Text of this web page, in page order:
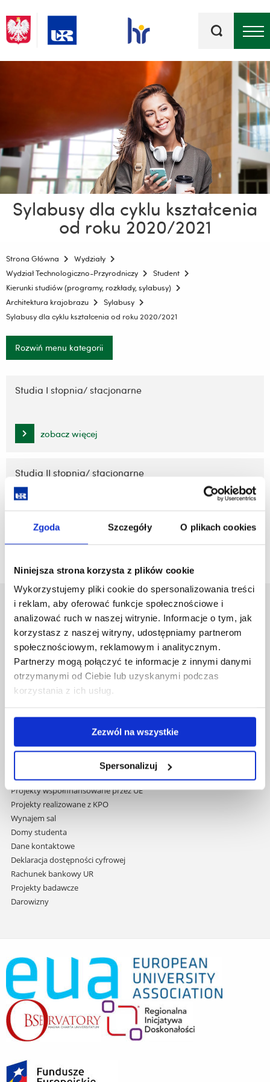
Zgoda Szczegóły O plikach cookies
Niniejsza strona korzysta z plików cookie
Wykorzystujemy pliki cookie do spersonalizowania treści
i reklam, aby oferować funkcje społecznościowe i
analizować ruch w naszej witrynie. Informacje o tym, jak
korzystasz z naszej witryny, udostępniamy partnerom
społecznościowym, reklamowym i analitycznym.
Partnerzy mogą połączyć te informacje z innymi danymi
otrzymanymi od Ciebie lub uzyskanymi podczas
korzystania z ich usług.
Zezwól na wszystkie
Spersonalizuj
kluczowe
Sylabusy dla cyklu kształcenia
od roku 2020/2021
Strona Główna
Wydziały
Wydział Technologiczno-Przyrodniczy
Student
Kierunki studiów (programy, rozkłady, sylabusy)
Architektura krajobrazu
Sylabusy
Sylabusy dla cyklu kształcenia od roku 2020/2021
Rozwiń menu kategorii
nawigację
treści
Studia I stopnia/ stacjonarne
zobacz więcej
Studia II stopnia/ stacjonarne
Uniwersytet Rzeszowski
Al. Tadeusza Rejtana 16C
35-959 Rzeszów
Pomiń
nawigację
do
Polityka prywatności
Mapa serwisu
Biblioteka
Covid info
Praca na UR
Fundusze strukturalne
Projekty współfinansowane przez UE
Projekty realizowane z KPO
Wynajem sal
Domy studenta
Dane kontaktowe
Deklaracja dostępności cyfrowej
Rachunek bankowy UR
Projekty badawcze
Darowizny